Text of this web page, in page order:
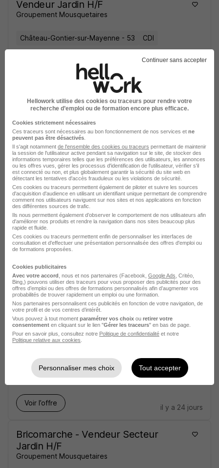
Vendeur Jardin H/F
Groupement Mousquetaires
Château-Gontier-sur-Mayenne - 53 CDI
Recherchons un Vendeur Confirmé
Passionné par le Jardinage et ayant
une Solide Connaissance des
Phytosanitaires Ainsi que des Produits
Saisonniers. H/F
Groupement Mousquetaires
Nemours - 77 CDI 1 867,06 - 2 064 € / mois
Voir l’offre
Vendeur - Alternance - Apprentissage
H/F
Foix - 09 Alternance
Voir l’offre
Saisonnier Vendeur Jardinerie H/F
Capvern - 65 1 801,80 € / mois
Voir l’offre
il y a 24 jours
Bricomarche - Vendeur Secteur
Jardin H/F
Groupement Mousquetaires
Continuer sans accepter
Hellowork utilise des cookies ou traceurs pour rendre votre
recherche d’emploi ou de formation encore plus efficace.
Cookies strictement nécessaires
Ces traceurs sont nécessaires au bon fonctionnement de nos services et ne
peuvent pas être désactivés
Il s'agit notamment de l'ensemble des cookies ou traceurs permettant de maintenir
la session de l'utilisateur active pendant sa navigation sur le site, de stocker des
informations temporaires telles que les préférences des utilisateurs, les annonces
ou les offres vues, gérer les processus d'identification de l'utilisateur, vérifier s'il
est connecté ou non, et plus globalement garantir la sécurité du site web en
détectant les tentatives d'accès frauduleux ou les violations de sécurité.
Ces cookies ou traceurs permettent également de piloter et suivre les sources
d'acquisition d'audience en utilisant un identifiant unique permettant de comprendre
comment nos utilisateurs naviguent sur nos sites et nos applications en fonction
des différentes sources de trafic.
Ils nous permettent également d’observer le comportement de nos utilisateurs afin
d'améliorer nos produits et rendre la navigation dans nos sites beaucoup plus
rapide et fluide.
Ces cookies ou traceurs permettent enfin de personnaliser les interfaces de
consultation et d'effectuer une présentation personnalisée des offres d'emploi ou
de formations proposées.
Cookies publicitaires
Avec votre accord , nous et nos partenaires (Facebook, Google Ads , Critéo,
Bing,) pouvons utiliser des traceurs pour vous proposer des publicités pour des
offres d’emploi ou des offres de formations personnalisés afin d’augmenter vos
probabilités de trouver rapidement un emploi ou une formation.
Nos partenaires personnalisent ces publicités en fonction de votre navigation, de
votre profil et de vos centres d’intérêt.
Vous pouvez à tout moment paramétrer vos choix ou retirer votre
consentement en cliquant sur le lien "Gérer les traceurs" en bas de page.
Pour en savoir plus, consultez notre Politique de confidentialité et notre
Politique relative aux cookies
Personnaliser mes choix Tout accepter